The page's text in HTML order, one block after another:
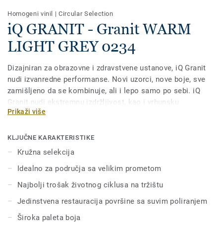
Homogeni vinil |Circular Selection
iQ GRANIT - Granit WARM
LIGHT GREY 0234
Dizajniran za obrazovne i zdravstvene ustanove, iQ Granit
nudi izvanredne performanse. Novi uzorci, nove boje, sve
zamišljeno da se kombinuje, ali i lepo samo po sebi. iQ
Granit nudi ekstremnu izdržljivost, kao i vrhunsku
otpornost na habanje, mrlje i habanje za sve oblasti sa
voskom, dovoljno je jednostavno suvo poliranje da se
ovom podu vrati prvobitni izgled. Zahvaljujući nizu formata
i usklađenim dodacima—uključujući akustične, statičke
disipativne i podove otporne na klizanje—iQ Granit je prava
ponuda sa više rešenja.Ova kolekcija je deo naše kružne
Prikaži više
KLJUČNE KARAKTERISTIKE
Kružna selekcija
Idealno za područja sa velikim prometom
Najbolji trošak životnog ciklusa na tržištu
Jedinstvena restauracija površine sa suvim poliranjem
Široka paleta boja